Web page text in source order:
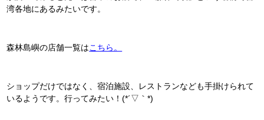
湾各地にあるみたいです。
森林島嶼の店舗一覧はこちら。
ショップだけではなく、宿泊施設、レストランなども手掛けられて
いるようです。行ってみたい！(*´▽｀*)